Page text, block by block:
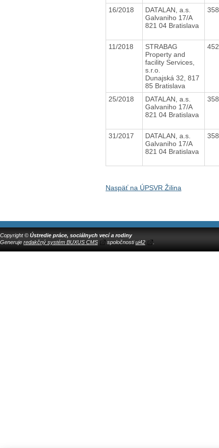
16/2018
DATALAN, a.s.
Galvaniho 17/A
821 04 Bratislava
11/2018
STRABAG
Property and
facility Services,
s.r.o.
Dunajská 32, 817
85 Bratislava
25/2018
DATALAN, a.s.
Galvaniho 17/A
821 04 Bratislava
31/2017
DATALAN, a.s.
Galvaniho 17/A
821 04 Bratislava
Naspäť na ÚPSVR Žilina
Copyright © Ústredie práce, sociálnych vecí a rodiny
Generuje redakčný systém BUXUS CMS spoločnostiui42